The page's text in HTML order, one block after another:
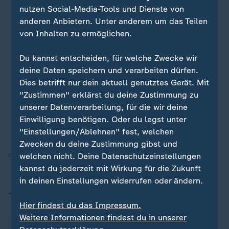
Medien: Sahin mit Basaksehir
Istanbul einig
Vereinswechsel, Transfergerüchte und
Vertragsverlängerungen aus der Bundesliga und
Europas Top-Ligen - die Entwicklungen im Ticker.
Liveblog
Quelle:SID
Thema
FC Bayern München
nutzen Social-Media-Tools und Dienste von
anderen Anbietern. Unter anderem um das Teilen
von Inhalten zu ermöglichen.
Du kannst entscheiden, für welche Zwecke wir
deine Daten speichern und verarbeiten dürfen.
Dies betrifft nur dein aktuell genutztes Gerät. Mit
"Zustimmen" erklärst du deine Zustimmung zu
unserer Datenverarbeitung, für die wir deine
Einwilligung benötigen. Oder du legst unter
"Einstellungen/Ablehnen" fest, welchen
Zwecken du deine Zustimmung gibst und
welchen nicht. Deine Datenschutzeinstellungen
kannst du jederzeit mit Wirkung für die Zukunft
in deinen Einstellungen widerrufen oder ändern.
Hier findest du das Impressum.
Weitere Informationen findest du in unserer